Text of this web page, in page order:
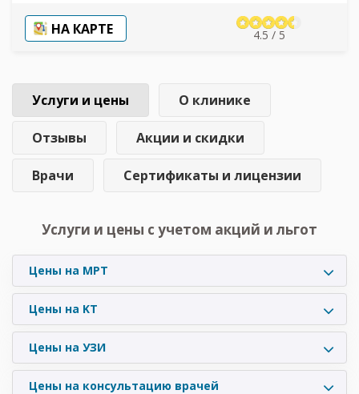
НА КАРТЕ 4.5 / 5
Услуги и цены О клинике
Отзывы Акции и скидки
Врачи Сертификаты и лицензии
Услуги и цены с учетом акций и льгот
Цены на МРТ
Цены на KT
Цены на УЗИ
Цены на консультацию врачей